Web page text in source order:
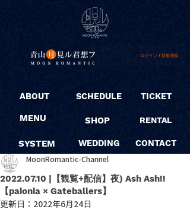
ログイン / 新規登録
ABOUT
MENU
SYSTEM
SCHEDULE
SHOP
WEDDING
TICKET
RENTAL
CONTACT
2022.07.10 |【観覧+配信】夜) Ash Ash!!
【paionia × Gateballers】
MoonRomantic-Channel
更新日： 2022年6月24日